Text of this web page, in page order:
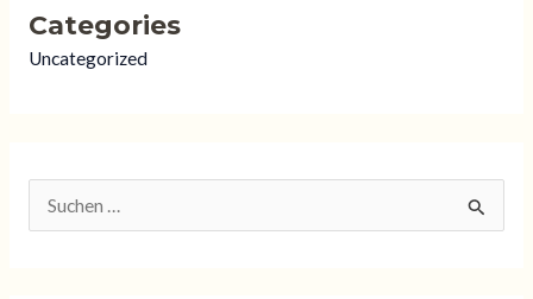
Categories
Uncategorized